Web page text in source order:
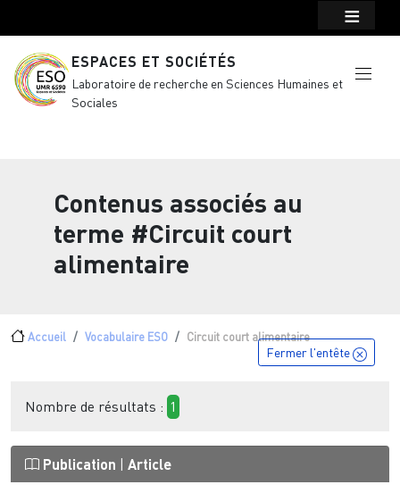
ESPACES ET SOCIÉTÉS
Laboratoire de recherche en Sciences Humaines et
Sociales
Contenus associés au
terme #Circuit court
alimentaire
Fil d'Ariane
Accueil Vocabulaire ESO Circuit court alimentaire
Fermer l'entête
Nombre de résultats : 1
Publication Article